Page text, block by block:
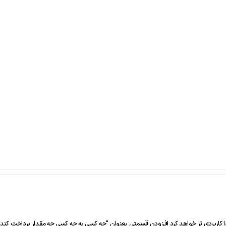
را کاربردی تر خواهد کرد افزودن قسمتی بعنوان "چه کسی به چه کسی چه مقدار پرداخت